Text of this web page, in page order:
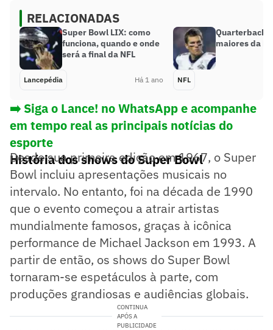
RELACIONADAS
Super Bowl LIX: como
funciona, quando e onde
será a final da NFL
Lancepédia Há 1 ano
Quarterbacks
maiores da
NFL
➡️ Siga o Lance! no WhatsApp e acompanhe
em tempo real as principais notícias do
esporte
História dos shows do Super Bowl
Desde sua primeira edição em 1967, o Super
Bowl incluiu apresentações musicais no
intervalo. No entanto, foi na década de 1990
que o evento começou a atrair artistas
mundialmente famosos, graças à icônica
performance de Michael Jackson em 1993. A
partir de então, os shows do Super Bowl
tornaram-se espetáculos à parte, com
produções grandiosas e audiências globais.
CONTINUA
APÓS A
PUBLICIDADE